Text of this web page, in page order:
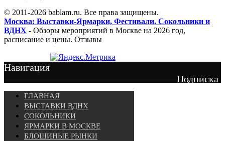
© 2011-2026 bablam.ru. Все права защищены.
Москва: Выставки-Ярмарки, Фестивали. Сокольники и
ВДНХ - Обзоры мероприятий в Москве на 2026 год,
расписание и цены. Отзывы
Навигация
Подписка
ГЛАВНАЯ
ВЫСТАВКИ ВДНХ
СОКОЛЬНИКИ
ЯРМАРКИ В МОСКВЕ
БЛОШИНЫЕ РЫНКИ